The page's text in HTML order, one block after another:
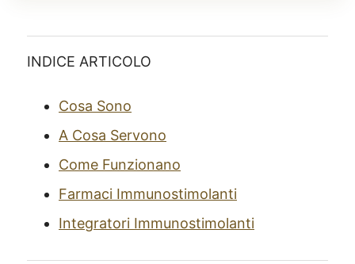
INDICE ARTICOLO
Cosa Sono
A Cosa Servono
Come Funzionano
Farmaci Immunostimolanti
Integratori Immunostimolanti